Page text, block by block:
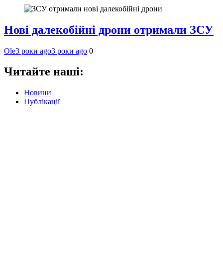
Нові далекобійні дрони отримали ЗСУ
Ole3 роки ago3 роки ago 0
Читайте наші:
Новини
Публікації